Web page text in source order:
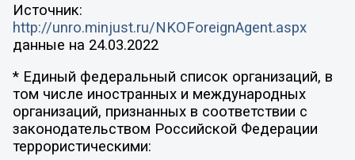
Источник:
http://unro.minjust.ru/NKOForeignAgent.aspx
данные на 24.03.2022
* Единый федеральный список организаций, в
том числе иностранных и международных
организаций, признанных в соответствии с
законодательством Российской Федерации
террористическими: